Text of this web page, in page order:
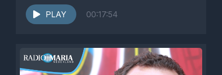
PLAY 00:17:54